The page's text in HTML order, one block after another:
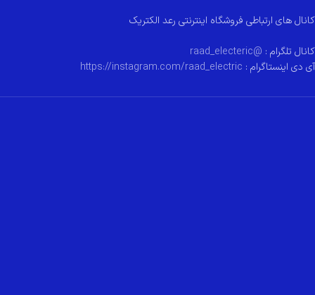
کانال های ارتباطی فروشگاه اینترنتی رعد الکتریک
کانال تلگرام : @raad_electeric
آی دی اینستاگرام : https://instagram.com/raad_electric